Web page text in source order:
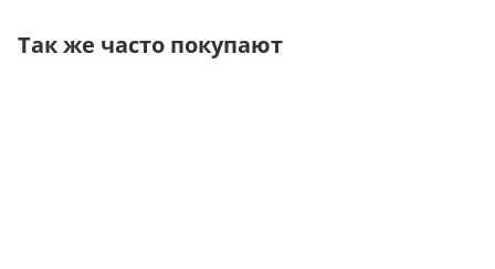
Так же часто покупают